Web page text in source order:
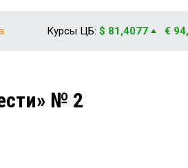
Курсы ЦБ: $ 81,4077 €
№ 2